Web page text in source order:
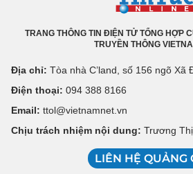
TRANG THÔNG TIN ĐIỆN TỬ TỔNG HỢP
TRUYỀN THÔNG
Địa chỉ: Tòa nhà C’land, số 156 ngõ
Điện thoại: 094 388 8166
Email: ttol@vietnamnet.vn
Chịu trách nhiệm nội dung: Trương
LIÊN HỆ QUẢNG